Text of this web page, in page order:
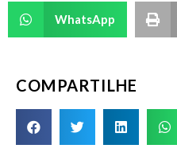
WhatsApp
COMPARTILHE